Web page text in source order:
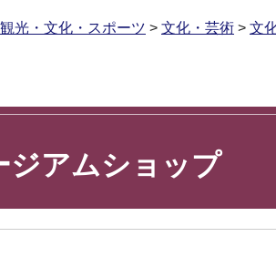
観光・文化・スポーツ > 文化・芸術 > 文
ジアムショップ